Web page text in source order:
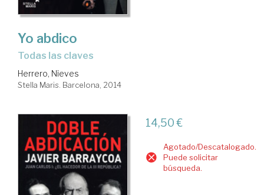
Yo abdico
todas las claves
Herrero, Nieves
Stella Maris. Barcelona, 2014
14,50 €
Agotado/Descatalogado.
Puede solicitar
búsqueda.